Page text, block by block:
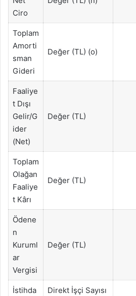
Ciro
Toplam
Amorti
sman
Gideri
Değer (TL) (o)
Faaliye
t Dışı
Gelir/G
ider
(Net)
Değer (TL)
Toplam
Olağan
Faaliye
t Kârı
Değer (TL)
Ödene
n
Kuruml
ar
Vergisi
Değer (TL)
İstihda
Direkt İşçi Sayısı